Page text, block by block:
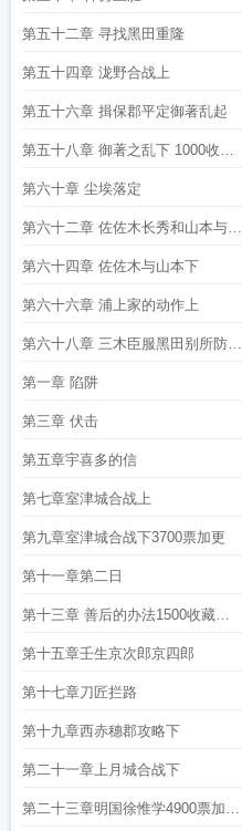
第五十二章 寻找黑田重隆
第五十四章 泷野合战上
第五十六章 揖保郡平定御著乱起
第五十八章 御著之乱下 1000收藏
加更
第六十章 尘埃落定
第六十二章 佐佐木长秀和山本与六
郎上
第六十四章 佐佐木与山本下
第六十六章 浦上家的动作上
第六十八章 三木臣服黑田别所防御
三好
第一章 陷阱
第三章 伏击
第五章宇喜多的信
第七章室津城合战上
第九章室津城合战下3700票加更
第十一章第二日
第十三章 善后的办法1500收藏加
更
第十五章壬生京次郎京四郎
第十七章刀匠拦路
第十九章西赤穗郡攻略下
第二十一章上月城合战下
第二十三章明国徐惟学4900票加更